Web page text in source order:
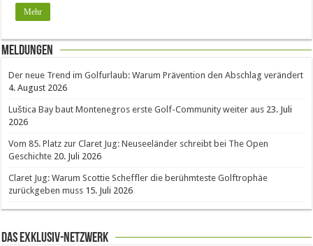
Mehr
Meldungen
Der neue Trend im Golfurlaub: Warum Prävention den Abschlag verändert
4. August 2026
Luštica Bay baut Montenegros erste Golf-Community weiter aus 23. Juli
2026
Vom 85. Platz zur Claret Jug: Neuseeländer schreibt bei The Open
Geschichte 20. Juli 2026
Claret Jug: Warum Scottie Scheffler die berühmteste Golftrophäe
zurückgeben muss 15. Juli 2026
Das Exklusiv-Netzwerk